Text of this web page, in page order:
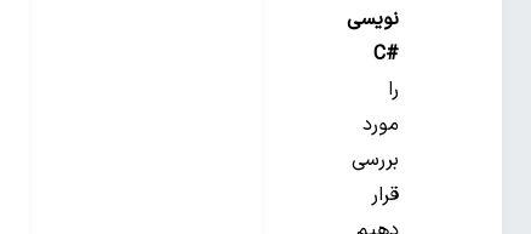
نویسی
C#‎
را
مورد
بررسی
قرار